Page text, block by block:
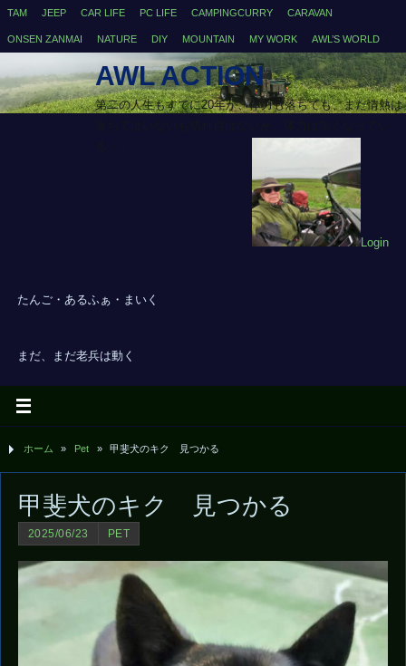
TAM JEEP CAR LIFE PC LIFE CAMPINGCURRY CARAVAN
ONSEN ZANMAI NATURE DIY MOUNTAIN MY WORK AWL’S WORLD
AWL ACTION
第二の人生もすでに20年が、体力も落ちても、まだ情熱は
Login
たんご・あるふぁ・まいく
まだ、まだ老兵は動く
ホーム » Pet » 甲斐犬のキク 見つかる
甲斐犬のキク 見つかる
2025/06/23 PET